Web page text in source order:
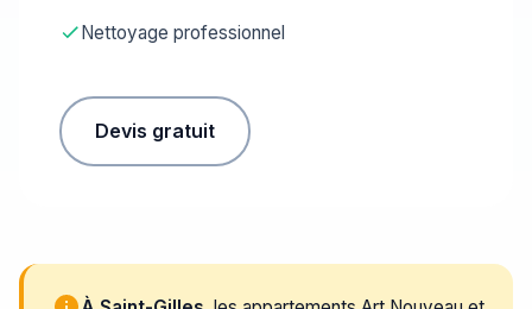
Nettoyage professionnel
Devis gratuit